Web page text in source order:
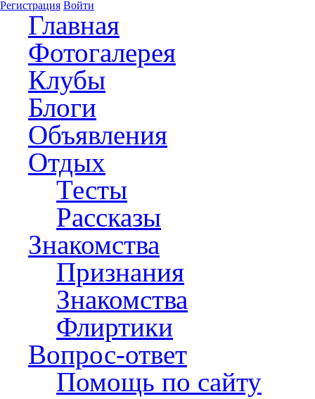
Регистрация Войти
Главная
Фотогалерея
Клубы
Блоги
Объявления
Отдых
Тесты
Рассказы
Знакомства
Признания
Знакомства
Флиртики
Вопрос-ответ
Помощь по сайту